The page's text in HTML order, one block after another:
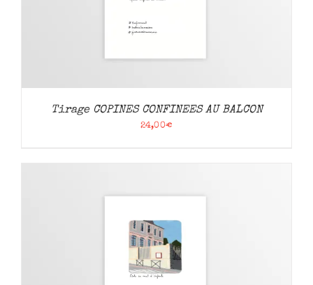
Tirage COPINES CONFINEES AU BALCON
24,00€